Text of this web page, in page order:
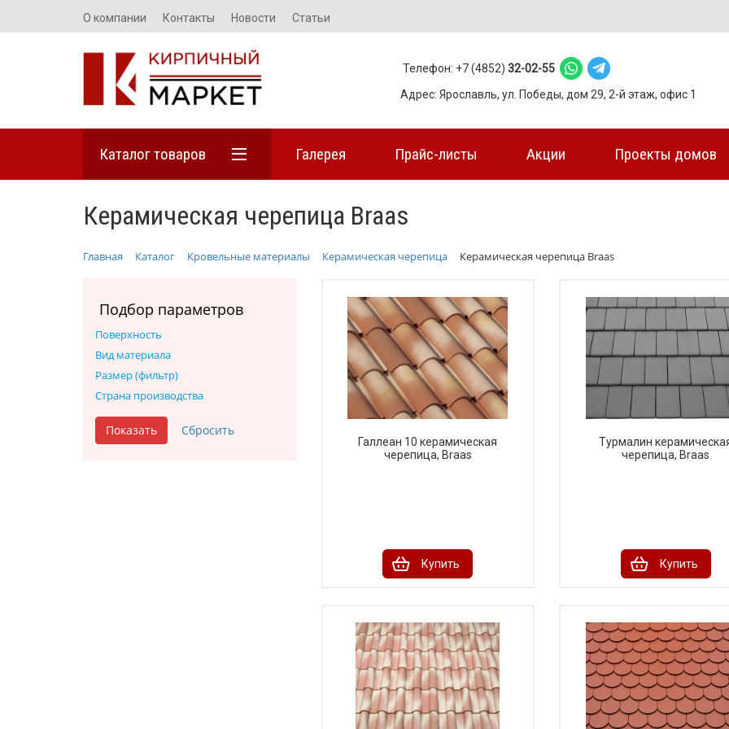
О компании Контакты Новости Статьи
Телефон: +7 (4852) 32-02-55
Адрес: Ярославль, ул. Победы, дом 29, 2-й этаж, офис 1
Каталог товаров Галерея Прайс-листы Акции Проекты домов
Керамическая черепица Braas
Главная Каталог Кровельные материалы Керамическая черепица Керамическая черепица Braas
Подбор параметров
Поверхность
Вид материала
Размер (фильтр)
Страна производства
Галлеан 10 керамическая
черепица, Braas
Купить
Турмалин
черепица, Braas
Купить